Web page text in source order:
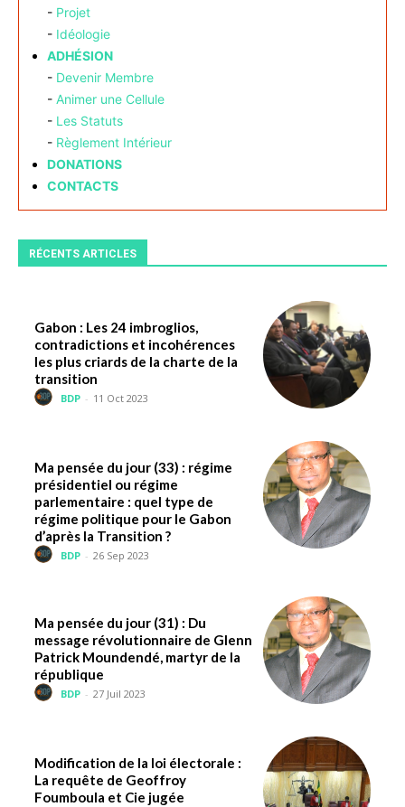
- Projet
- Idéologie
ADHÉSION
- Devenir Membre
- Animer une Cellule
- Les Statuts
- Règlement Intérieur
DONATIONS
CONTACTS
RÉCENTS ARTICLES
Gabon : Les 24 imbroglios,
contradictions et incohérences
les plus criards de la charte de la
transition
BDP - 11 Oct 2023
Ma pensée du jour (33) : régime
présidentiel ou régime
parlementaire : quel type de
régime politique pour le Gabon
d’après la Transition ?
BDP - 26 Sep 2023
Ma pensée du jour (31) : Du
message révolutionnaire de Glenn
Patrick Moundendé, martyr de la
république
BDP - 27 Juil 2023
Modification de la loi électorale :
La requête de Geoffroy
Foumboula et Cie jugée